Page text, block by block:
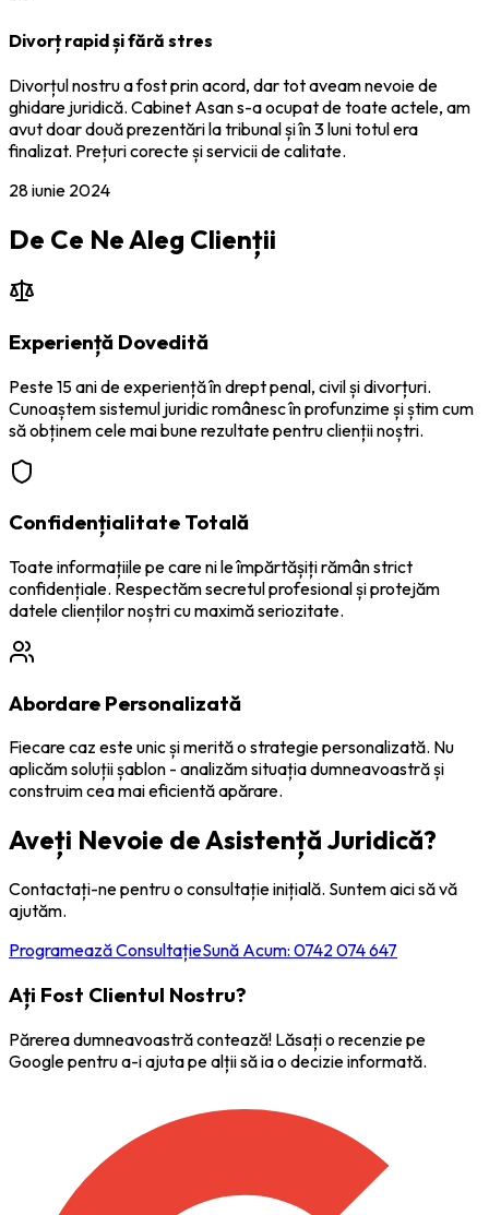
Divorț rapid și fără stres
Divorțul nostru a fost prin acord, dar tot aveam nevoie de
ghidare juridică. Cabinet Asan s-a ocupat de toate actele, am
avut doar două prezentări la tribunal și în 3 luni totul era
finalizat. Prețuri corecte și servicii de calitate.
28 iunie 2024
De Ce Ne Aleg Clienții
Experiență Dovedită
Peste 15 ani de experiență în drept penal, civil și divorțuri.
Cunoaștem sistemul juridic românesc în profunzime și știm cum
să obținem cele mai bune rezultate pentru clienții noștri.
Confidențialitate Totală
Toate informațiile pe care ni le împărtășiți rămân strict
confidențiale. Respectăm secretul profesional și protejăm
datele clienților noștri cu maximă seriozitate.
Abordare Personalizată
Fiecare caz este unic și merită o strategie personalizată. Nu
aplicăm soluții șablon - analizăm situația dumneavoastră și
construim cea mai eficientă apărare.
Aveți Nevoie de Asistență Juridică?
Contactați-ne pentru o consultație inițială. Suntem aici să vă
ajutăm.
Programează ConsultațieSună Acum: 0742 074 647
Ați Fost Clientul Nostru?
Părerea dumneavoastră contează! Lăsați o recenzie pe
Google pentru a-i ajuta pe alții să ia o decizie informată.